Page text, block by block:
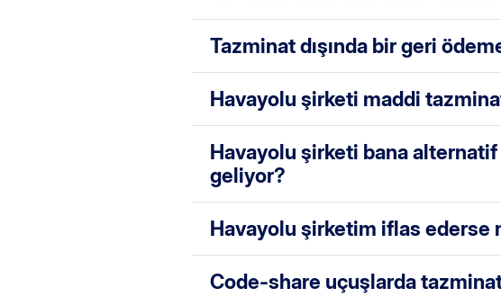
Tazminat dışında bir geri
Havayolu şirketi maddi
Havayolu şirketi bana
geliyor?
Havayolu şirketim iflas ederse
Code-share uçuşlarda